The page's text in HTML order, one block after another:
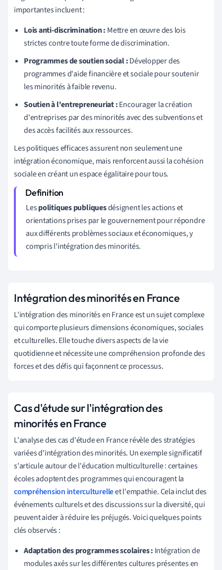
importantes incluent :
Lois anti-discrimination : Mettre en œuvre des lois
strictes contre toute forme de discrimination.
Programmes de soutien social :Développer des
programmes d'aide financière et sociale pour soutenir
les minorités à faible revenu.
Soutien à l'entrepreneuriat :Encourager la création
d'entreprises par des minorités avec des subventions et
des accès facilités aux ressources.
Les politiques efficaces assurent non seulement une
intégration économique, mais renforcent aussi la cohésion
sociale en créant un espace égalitaire pour tous.
Lespolitiques publiquesdésignent les actions et
orientations prises par le gouvernement pour répondre
aux différents problèmes sociaux et économiques, y
compris l'intégration des minorités.
Intégration des minorités en France
L'intégration des minorités en France est un sujet complexe
qui comporte plusieurs dimensions économiques, sociales
et culturelles. Elle touche divers aspects de la vie
quotidienne et nécessite une compréhension profonde des
forces et des défis qui façonnent ce processus.
Cas d'étude sur l'intégration des
minorités en France
L'analyse des cas d'étude en France révèle des stratégies
variées d'intégration des minorités. Un exemple significatif
s'articule autour de l'éducation multiculturelle : certaines
écoles adoptent des programmes qui encouragent la
compréhension interculturelleet l'empathie. Cela inclut des
événements culturels et des discussions sur la diversité, qui
peuvent aider à réduire les préjugés. Voici quelques points
clés observés :
Adaptation des programmes scolaires : Intégration de
modules axés sur les différentes cultures présentes en